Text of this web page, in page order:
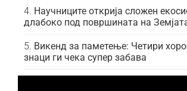
Научниците открија сложен
длабоко под површината на
Викенд за паметење: Четири
знаци ги чека супер забава